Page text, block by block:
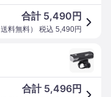
合計 5,490 円
送料無料） 税込 5,490円
合計 5,496円